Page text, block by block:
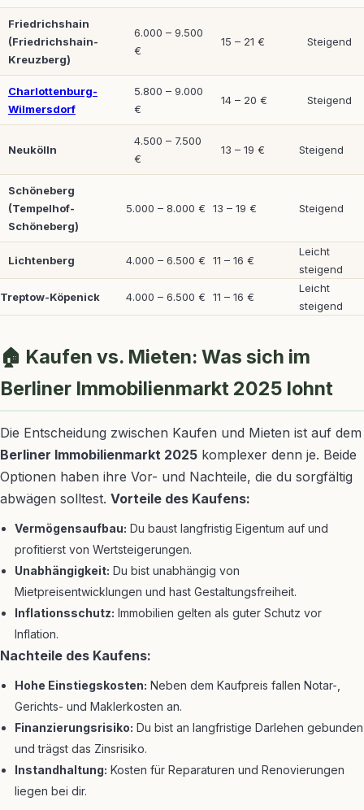
Friedrichshain
(Friedrichshain-
Kreuzberg)
6.000 – 9.500
€
15 – 21 € Steigend
Charlottenburg-
Wilmersdorf
5.800 – 9.000
€
14 – 20 € Steigend
Neukölln
4.500 – 7.500
€
13 – 19 € Steigend
Schöneberg
(Tempelhof-
Schöneberg)
5.000 – 8.000 € 13 – 19 € Steigend
Lichtenberg 4.000 – 6.500 € 11 – 16 €
Leicht
steigend
Treptow-Köpenick 4.000 – 6.500 € 11 – 16 €
Leicht
steigend
🏠 Kaufen vs. Mieten: Was sich im
Berliner Immobilienmarkt 2025 lohnt
Die Entscheidung zwischen Kaufen und Mieten ist auf dem
Berliner Immobilienmarkt 2025 komplexer denn je. Beide
Optionen haben ihre Vor- und Nachteile, die du sorgfältig
abwägen solltest. Vorteile des Kaufens:
Vermögensaufbau: Du baust langfristig Eigentum auf und
profitierst von Wertsteigerungen.
Unabhängigkeit: Du bist unabhängig von
Mietpreisentwicklungen und hast Gestaltungsfreiheit.
Inflationsschutz: Immobilien gelten als guter Schutz vor
Inflation.
Nachteile des Kaufens:
Hohe Einstiegskosten: Neben dem Kaufpreis fallen Notar-,
Gerichts- und Maklerkosten an.
Finanzierungsrisiko: Du bist an langfristige Darlehen gebunden
und trägst das Zinsrisiko.
Instandhaltung: Kosten für Reparaturen und Renovierungen
liegen bei dir.